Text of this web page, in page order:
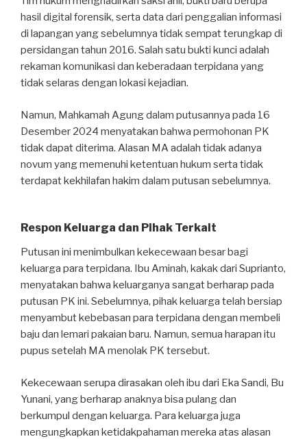
hasil digital forensik, serta data dari penggalian informasi
di lapangan yang sebelumnya tidak sempat terungkap di
persidangan tahun 2016. Salah satu bukti kunci adalah
rekaman komunikasi dan keberadaan terpidana yang
tidak selaras dengan lokasi kejadian.
Namun, Mahkamah Agung dalam putusannya pada 16
Desember 2024 menyatakan bahwa permohonan PK
tidak dapat diterima. Alasan MA adalah tidak adanya
novum yang memenuhi ketentuan hukum serta tidak
terdapat kekhilafan hakim dalam putusan sebelumnya.
Respon Keluarga dan Pihak Terkait
Putusan ini menimbulkan kekecewaan besar bagi
keluarga para terpidana. Ibu Aminah, kakak dari Suprianto,
menyatakan bahwa keluarganya sangat berharap pada
putusan PK ini. Sebelumnya, pihak keluarga telah bersiap
menyambut kebebasan para terpidana dengan membeli
baju dan lemari pakaian baru. Namun, semua harapan itu
pupus setelah MA menolak PK tersebut.
Kekecewaan serupa dirasakan oleh ibu dari Eka Sandi, Bu
Yunani, yang berharap anaknya bisa pulang dan
berkumpul dengan keluarga. Para keluarga juga
mengungkapkan ketidakpahaman mereka atas alasan